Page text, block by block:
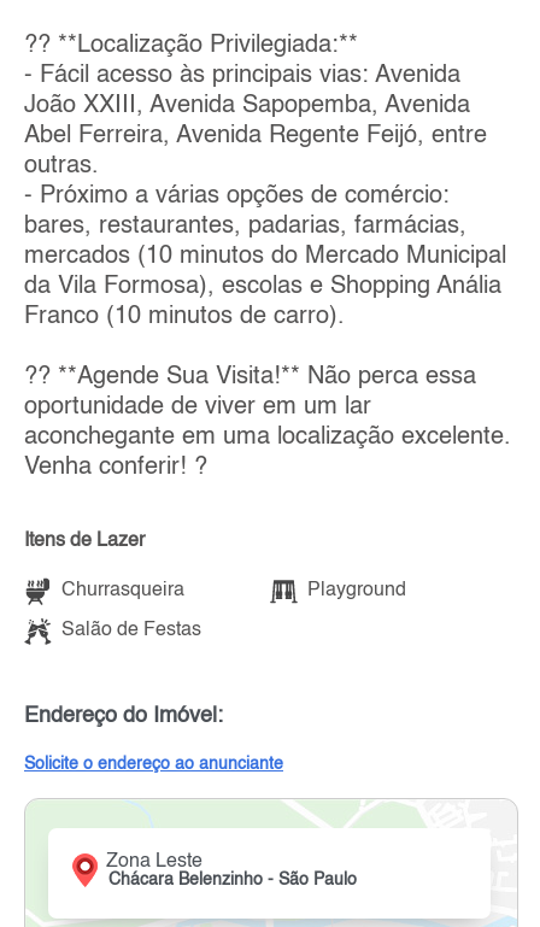
?? **Localização Privilegiada:**
- Fácil acesso às principais vias: Avenida
João XXIII, Avenida Sapopemba, Avenida
Abel Ferreira, Avenida Regente Feijó, entre
outras.
- Próximo a várias opções de comércio:
bares, restaurantes, padarias, farmácias,
mercados (10 minutos do Mercado Municipal
da Vila Formosa), escolas e Shopping Anália
Franco (10 minutos de carro).
?? **Agende Sua Visita!** Não perca essa
oportunidade de viver em um lar
aconchegante em uma localização excelente.
Venha conferir! ?
Itens de Lazer
Churrasqueira Playground
Salão de Festas
Endereço do Imóvel:
Solicite o endereço ao anunciante
Zona Leste
Chácara Belenzinho - São Paulo